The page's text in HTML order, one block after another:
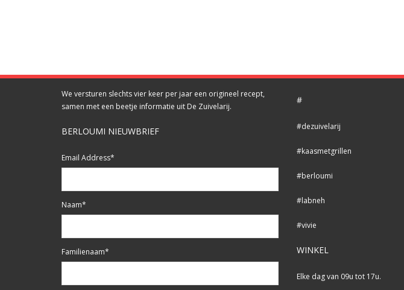
We versturen slechts vier keer per jaar een origineel recept,
samen met een beetje informatie uit De Zuivelarij.
BERLOUMI NIEUWBRIEF
Email Address*
Naam*
Familienaam*
#
#dezuivelarij
#kaasmetgrillen
#berloumi
#labneh
#vivie
WINKEL
Elke dag van 09u tot 17u.